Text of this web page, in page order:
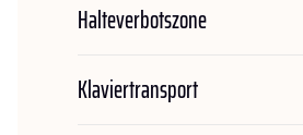
Halteverbotszone
Klaviertransport